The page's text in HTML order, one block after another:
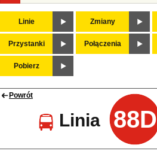
Linie Zmiany
Przystanki Połączenia
Pobierz
Powrót
Linia 88D